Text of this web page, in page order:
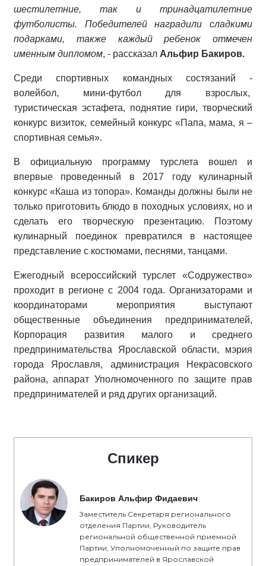
шестилетние, так и тринадцатилетние
футболисты. Победителей наградили сладкими
подарками, также каждый ребенок отмечен
именным дипломом, - рассказал Альфир Бакиров.
Среди спортивных командных состязаний -
волейбол, мини-футбол для взрослых,
туристическая эстафета, поднятие гири, творческий
конкурс визиток, семейный конкурс «Папа, мама, я –
спортивная семья».
В официальную программу турслета вошел и
впервые проведенный в 2017 году кулинарный
конкурс «Каша из топора». Команды должны были не
только приготовить блюдо в походных условиях, но и
сделать его творческую презентацию. Поэтому
кулинарный поединок превратился в настоящее
представление с костюмами, песнями, танцами.
Ежегодный всероссийский турслет «Содружество»
проходит в регионе с 2004 года. Организаторами и
координаторами мероприятия выступают
общественные объединения предпринимателей,
Корпорация развития малого и среднего
предпринимательства Ярославской области, мэрия
города Ярославля, администрация Некрасовского
района, аппарат Уполномоченного по защите прав
предпринимателей и ряд других организаций.
Спикер
Бакиров Альфир Фидаевич
Заместитель Секретаря регионального
отделения Партии, Руководитель
региональной общественной приемной
Партии, Уполномоченный по защите прав
предпринимателей в Ярославской